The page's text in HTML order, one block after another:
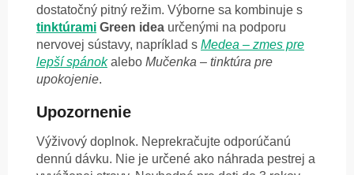
dostatočný pitný režim. Výborne sa kombinuje s
tinktúrami Green idea určenými na podporu
nervovej sústavy, napríklad s Medea – zmes pre
lepší spánokalebo Mučenka – tinktúra pre
upokojenie.
Upozornenie
Výživový doplnok. Neprekračujte odporúčanú
dennú dávku. Nie je určené ako náhrada pestrej a